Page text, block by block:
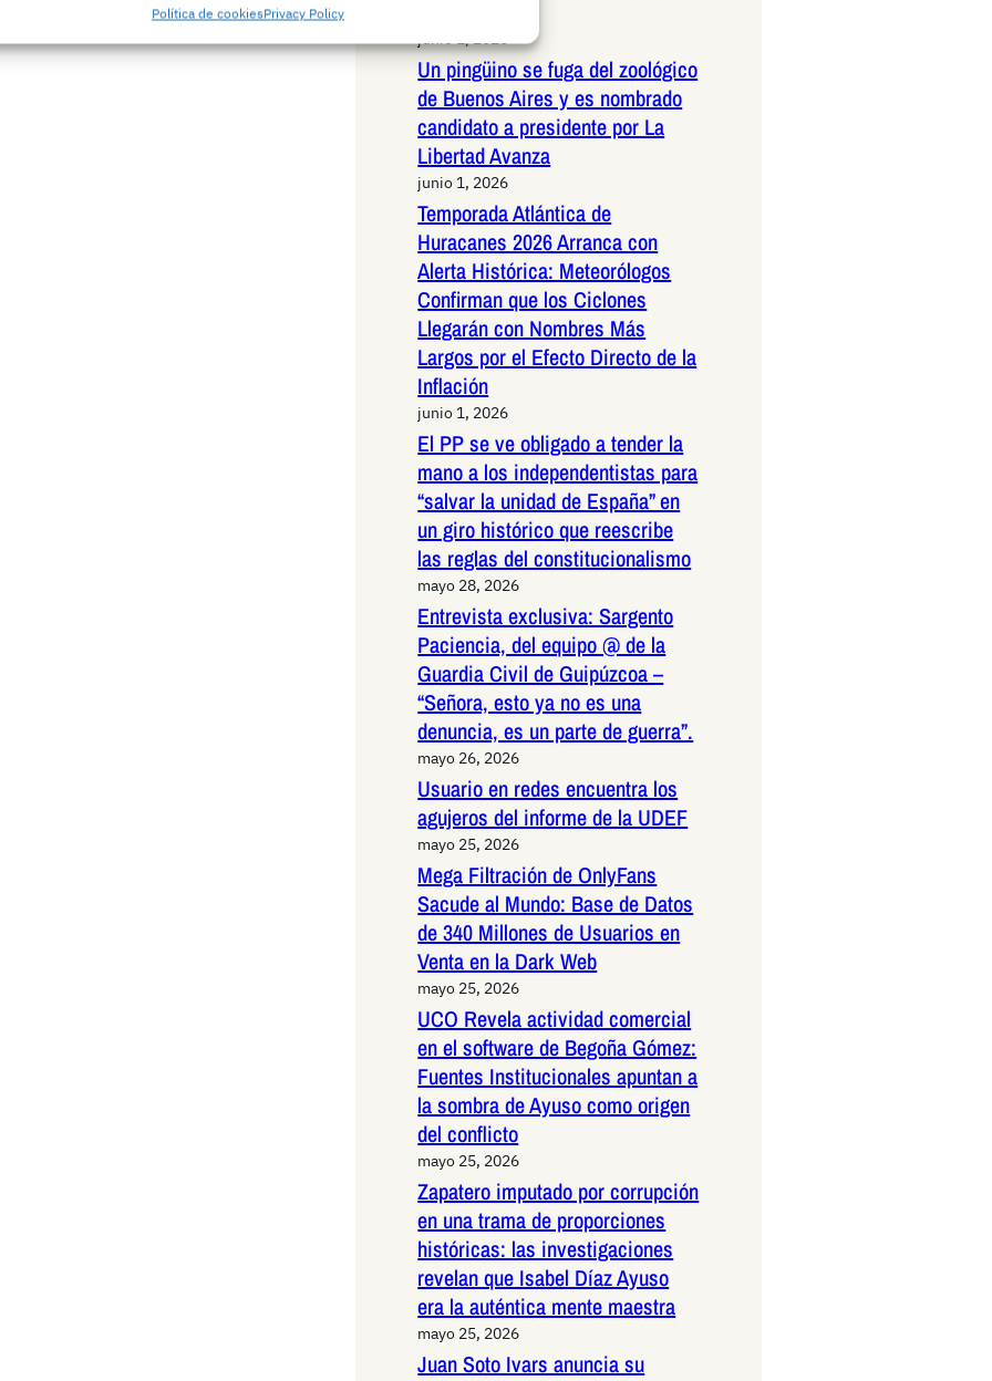
Política de cookiesPrivacy Policy
junio 1, 2026
Un pingüino se fuga del zoológico
de Buenos Aires y es nombrado
candidato a presidente por La
Libertad Avanza
junio 1, 2026
Temporada Atlántica de
Huracanes 2026 Arranca con
Alerta Histórica: Meteorólogos
Confirman que los Ciclones
Llegarán con Nombres Más
Largos por el Efecto Directo de la
Inflación
junio 1, 2026
El PP se ve obligado a tender la
mano a los independentistas para
“salvar la unidad de España” en
un giro histórico que reescribe
las reglas del constitucionalismo
mayo 28, 2026
Entrevista exclusiva: Sargento
Paciencia, del equipo @ de la
Guardia Civil de Guipúzcoa –
“Señora, esto ya no es una
denuncia, es un parte de guerra”.
mayo 26, 2026
Usuario en redes encuentra los
agujeros del informe de la UDEF
mayo 25, 2026
Mega Filtración de OnlyFans
Sacude al Mundo: Base de Datos
de 340 Millones de Usuarios en
Venta en la Dark Web
mayo 25, 2026
UCO Revela actividad comercial
en el software de Begoña Gómez:
Fuentes Institucionales apuntan a
la sombra de Ayuso como origen
del conflicto
mayo 25, 2026
Zapatero imputado por corrupción
en una trama de proporciones
históricas: las investigaciones
revelan que Isabel Díaz Ayuso
era la auténtica mente maestra
mayo 25, 2026
Juan Soto Ivars anuncia su